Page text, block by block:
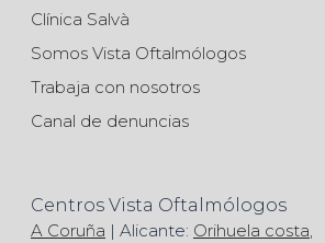
Clínica Salvà
Somos Vista Oftalmólogos
Trabaja con nosotros
Canal de denuncias
Centros Vista Oftalmólogos
A Coruña | Alicante: Orihuela costa,